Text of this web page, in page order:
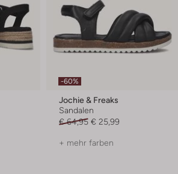
-60%
Jochie & Freaks
Sandalen
€ 64,95 € 25,99
+ mehr farben